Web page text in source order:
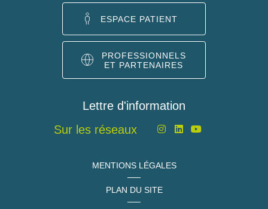
ESPACE PATIENT
PROFESSIONNELS
ET PARTENAIRES
Lettre d'information
Sur les réseaux
MENTIONS LÉGALES
PLAN DU SITE